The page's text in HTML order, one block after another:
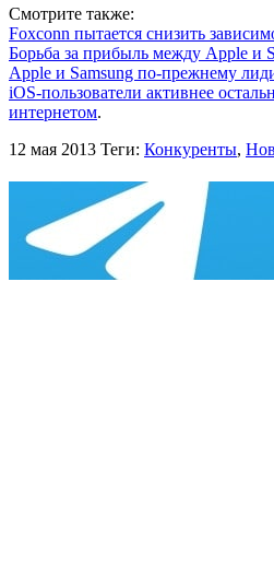
Смотрите также:
Foxconn пытается снизить
Борьба за прибыль между Apple и
Apple и Samsung по-прежнему
iOS-пользователи активнее
интернетом.
12 мая 2013 Теги: Конкуренты,